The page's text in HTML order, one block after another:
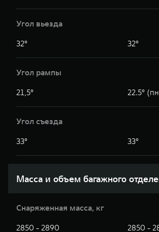
Угол вьезда
32° 32°
Угол рампы
21,5° 22.5°
Угол съезда
33° 33°
Масса и объем багажного
Снаряженная масса, кг
2850 - 2890 2850 -